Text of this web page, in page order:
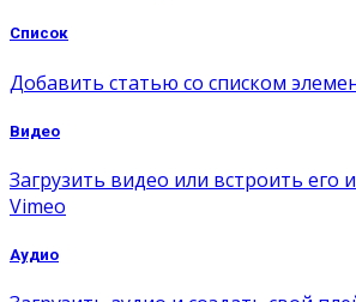
Список
Добавить статью со списком
Видео
Загрузить видео или встроить его
Vimeo
Аудио